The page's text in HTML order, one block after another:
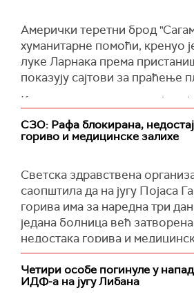
да укидање забране "не
само реч о тромесечном
турске компаније могу да
постојеће наруџбине у
треће државе.
Турска је 2. маја објавила да
извоз и увоз из Израела због
у Појасу Газе.
је 3. маја да Турска неће
размену са Израелом, која је
седам милијарди долара
Појасу Газе не постигне
успостави несметано
хуманитарне помоц́и за
(Reuters)
Амерички теретни брод
хуманитарне помоћи, кренуо
луке Ларнака према
показују сајтови за праћење
Кипарске власти су раније
могао ускоро да крене ка
пристаништу у Гази, преноси
СЗО: Рафа блокирана,
гориво и медицинске залихе
Светска здравствена
саопштила да на југу Појаса
горива има за наредна три
једана болница већ
недостака горива и
Гранични прелаз са Египтом
затворен је откако је
преузела контролу над
Четири особе погинуле у
ИДФ-а на југу Либана